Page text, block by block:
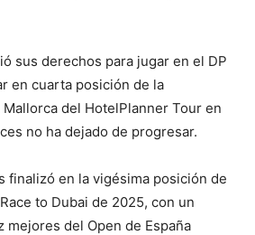
sus derechos para jugar en el DP
en cuarta posición de la
del HotelPlanner Tour en
no ha dejado de progresar.
finalizó en la vigésima posición de
to Dubai de 2025, con un
mejores del Open de España